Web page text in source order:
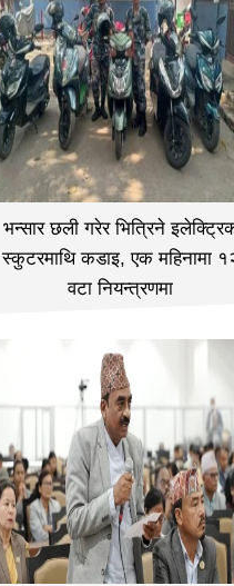
भन्सार छली गरेर भित्रिने
स्कुटरमाथि कडाइ, एक महिनामा
वटा नियन्त्रणमा